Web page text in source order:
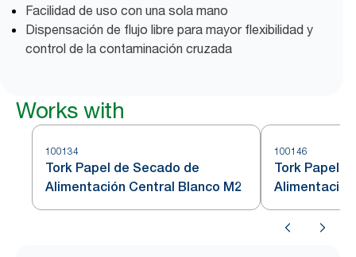
Facilidad de uso con una sola mano
Dispensación de flujo libre para mayor flexibilidad y
control de la contaminación cruzada
Works with
100134
Tork Papel de Secado de
Alimentación Central Blanco M2
100146
Tork Papel